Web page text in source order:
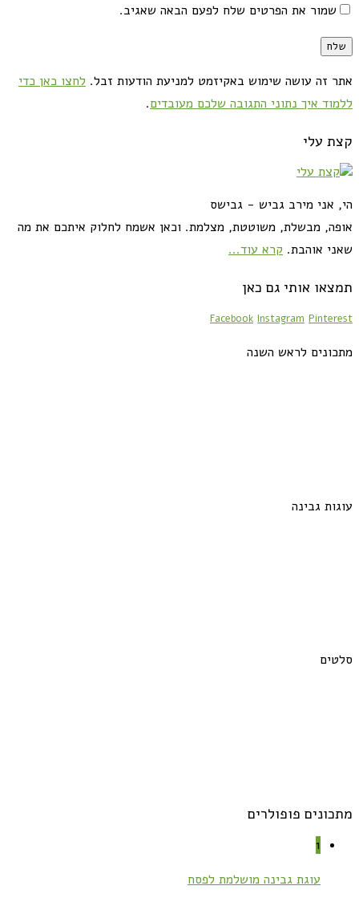
שמור את הפרטים שלח לפעם הבאה שאגיב.
אתר זה עושה שימוש באקיזמט למניעת הודעות זבל. לחצו כאן כדי
ללמוד איך נתוני התגובה שלכם מעובדים.
קצת עלי
הי, אני מירב גביש - גבישס
אופה, מבשלת, משוטטת, מצלמת. וכאן אשמח לחלוק איתכם את מה
שאני אוהבת. קרא עוד...
תמצאו אותי גם כאן
Facebook Instagram Pinterest
מתכונים לראש השנה
עוגות גבינה
סלטים
מתכונים פופולרים
1
עוגת גבינה מושלמת לפסח